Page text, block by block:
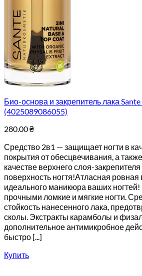
Био-основа и закрепитель лака
(4025089086055)
280.00₴
Средство 2в1 — защищает ногти в
покрытия от обесцвечивания, а
качестве верхнего слоя-
поверхность ногтя!Атласная ровная
идеального маникюра ваших ногтей!
прочными ломкие и мягкие ногти.
стойкость нанесенного лака,
сколы. Экстракты карамболы и
дополнительное антимикробное
быстро [...]
Купить